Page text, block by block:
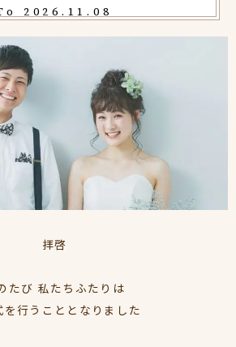
2026.11.08
拝啓
たび 私たちふたりは
を行うこととなりました